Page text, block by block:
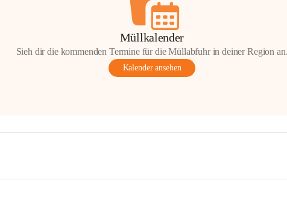
Müllkalender
Sieh dir die kommenden Termine für die Müllabfuhr in deiner Region
Kalender ansehen